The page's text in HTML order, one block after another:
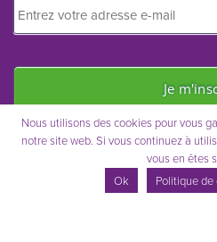
Immo Saint-
Nous utilisons des cookies pour vous
notre site web. Si vous continuez à
vous en êtes
Ok
Politique